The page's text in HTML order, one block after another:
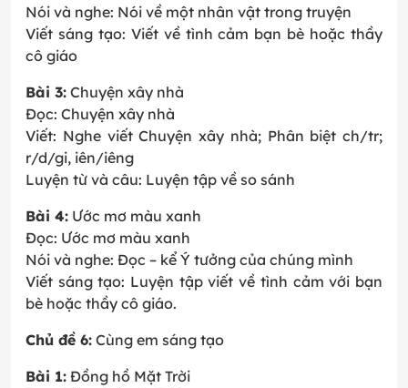
Nói và nghe: Nói về một nhân vật trong truyện
Viết sáng tạo: Viết về tình cảm bạn bè hoặc thầy
cô giáo
Bài 3: Chuyện xây nhà
Đọc: Chuyện xây nhà
Viết: Nghe viết Chuyện xây nhà; Phân biệt ch/tr;
r/d/gi, iên/iêng
Luyện từ và câu: Luyện tập về so sánh
Bài 4: Ước mơ màu xanh
Đọc: Ước mơ màu xanh
Nói và nghe: Đọc – kể Ý tưởng của chúng mình
Viết sáng tạo: Luyện tập viết về tình cảm với bạn
bè hoặc thầy cô giáo.
Chủ đề 6: Cùng em sáng tạo
Bài 1: Đồng hồ Mặt Trời